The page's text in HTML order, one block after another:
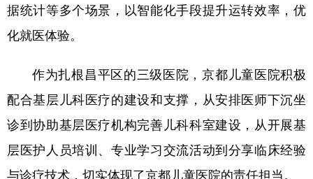
据统计等多个场景，以智能化手段提升运转效率，优
化就医体验。
作为扎根昌平区的三级医院，京都儿童医院积极
配合基层儿科医疗的建设和支撑，从安排医师下沉坐
诊到协助基层医疗机构完善儿科科室建设，从开展基
层医护人员培训、专业学习交流活动到分享临床经验
与诊疗技术，切实体现了京都儿童医院的责任担当。